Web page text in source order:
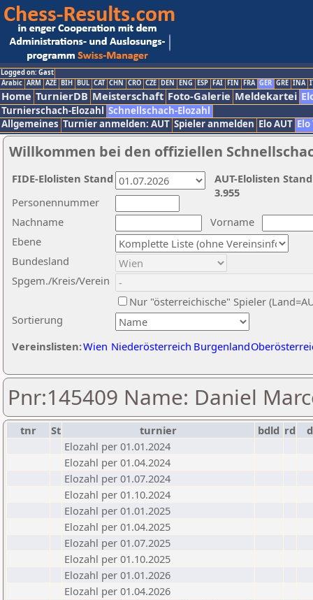
Logged on: Gast
Arabic ARM AZE BIH BUL CAT CHN CRO CZE DEN ENG ESP FAI FIN FRA GER GRE INA
Home TurnierDB Meisterschaft Foto-Galerie Meldekartei
Turnierschach-Elozahl Schnellschach-Elozahl
Allgemeines Turnier anmelden: AUT Spieler anmelden Elo AUT
Willkommen bei den offiziellen
Nachname
Vorname
Ebene
Sortierung
Personennummer
Bundesland
Spgem./Kreis/Verein
Nur "österreichische" Spieler
Vereinslisten:Wien Niederösterreich Burgenland
AUT-Elolisten
3.955
FIDE-Elolisten Stand
Pnr:145409 Name: Daniel
tnr St turnier bdld rd
Elozahl per 01.01.2024
Elozahl per 01.04.2024
Elozahl per 01.07.2024
Elozahl per 01.10.2024
Elozahl per 01.01.2025
Elozahl per 01.04.2025
Elozahl per 01.07.2025
Elozahl per 01.10.2025
Elozahl per 01.01.2026
Elozahl per 01.04.2026